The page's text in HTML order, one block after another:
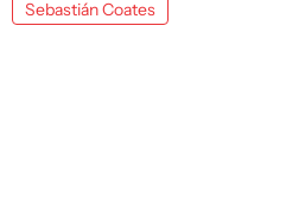
Sebastián Coates